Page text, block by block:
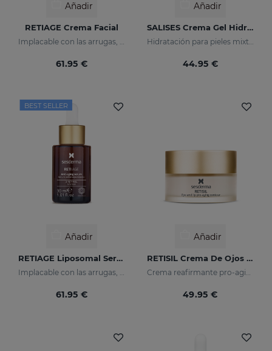
Añadir
RETIAGE Crema Facial
61.95 €
Añadir
SALISES Crema Gel Hidratante
44.95 €
BEST SELLER
Añadir
RETIAGE Liposomal Serum
61.95 €
Añadir
RETISIL Crema De Ojos Y Labios
49.95 €